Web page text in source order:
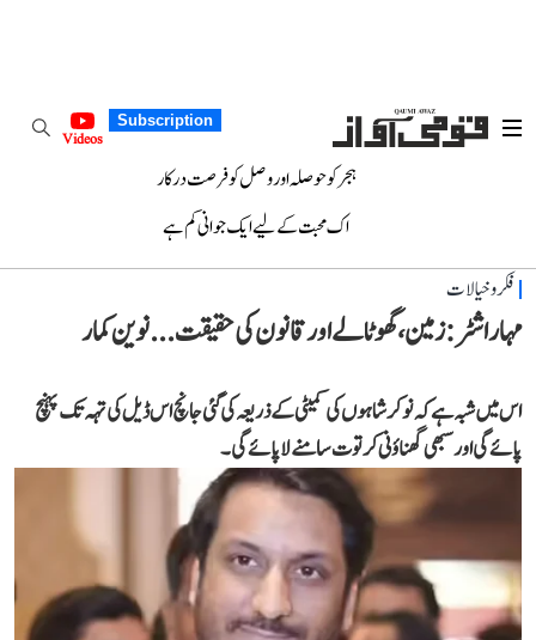
Subscription
Videos
ہجر کو حوصلہ اور وصل کو فرصت درکار
اک محبت کے لیے ایک جوانی کم ہے
فکر و خیالات
مہاراشٹر: زمین، گھوٹالے اور قانون کی حقیقت... نوین کمار
اس میں شبہ ہے کہ نوکرشاہوں کی کمیٹی کے ذریعہ کی گئی جانچ اس ڈیل کی تہہ تک پہنچ
پائے گی اور سبھی گھناؤنی کرتوت سامنے لا پائے گی۔